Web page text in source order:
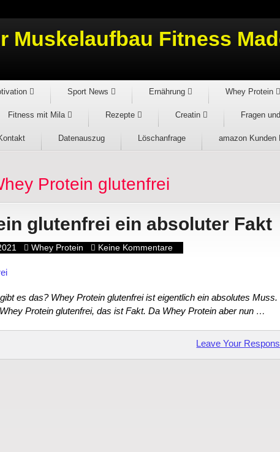
Sport News Ernährung Whey Protein
Fitness mit Mila Rezepte Creatin Fragen
Datenauszug Löschanfrage amazon Kunden
Protein glutenfrei
glutenfrei ein absoluter Fakt
Whey Protein Keine Kommentare
es das? Whey Protein glutenfrei ist eigentlich ein absolutes Muss.
Protein glutenfrei, das ist Fakt. Da Whey Protein aber nun …
Leave Your